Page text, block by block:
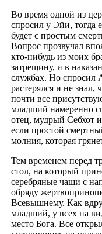
Во время одной из
спросил у Эйи, тогда
будет с простым
Вопрос прозвучал
кто-нибудь из моих
затрещину, и в
службах. Но спросил
растерялся и не
почти все
младший намеренно
отец, мудрый Себхот
если простой
молния, которая
Тем временем перед
стол, на который
серебряные чаши с
обряду
Всевышнему. Как
младший, у всех на
место Бога. Все